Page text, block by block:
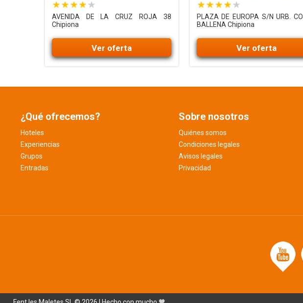
AVENIDA DE LA CRUZ ROJA 38
Chipiona
Ver oferta
PLAZA DE EUROPA S/N URB.
BALLENA Chipiona
Ver oferta
¿Qué ofrecemos?
Hoteles
Experiencias
Grupos
Entradas
Sobre nosotros
Quiénes somos
Condiciones legales
Avisos legales
Privacidad